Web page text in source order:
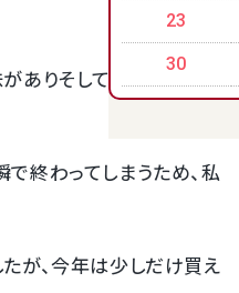
23
30
りそしてめっちゃジュー
終わってしまうため、私
が、今年は少しだけ買え